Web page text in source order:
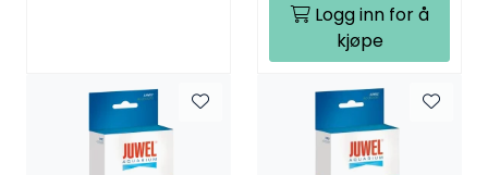
Logg inn for å
kjøpe